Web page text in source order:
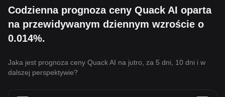
Codzienna prognoza ceny Quack AI oparta
na przewidywanym dziennym wzroście o
0.014%.
Jaka jest prognoza ceny Quack AI na jutro, za 5 dni, 10 dni i w
dalszej perspektywie?